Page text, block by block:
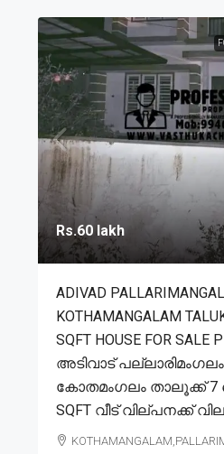
Rs.60 lakh
ADIVAD
KOTHAMANGALAM
SQFT HOUSE FOR SALE
അടിവാട്
കോതമംഗലം താലൂക്ക് 7
SQFT വീട് വില്പനക്ക്